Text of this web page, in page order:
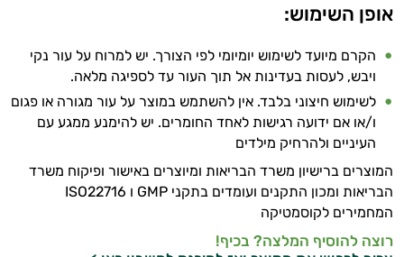
ליופי
טיפוח
מבפנים
סרומים
שמני
בסיס
אופן השימוש:
הקרם מיועד לשימוש יומיומי לפי הצורך. יש למרוח על עור נקי
ויבש, לעסות בעדינות אל תוך העור עד לספיגה מלאה.
לשימוש חיצוני בלבד. אין להשתמש במוצר על עור מגורה או פגום
ו/או אם ידועה רגישות לאחד החומרים. יש להימנע ממגע עם
העיניים ולהרחיק מילדים
המוצרים ברישיון משרד הבריאות ומיוצרים באישור ופיקוח משרד
הבריאות ומכון התקנים ועומדים בתקני GMP ו ISO22716
המחמירים לקוסמטיקה
רוצה להוסיף המלצה? בכיף!